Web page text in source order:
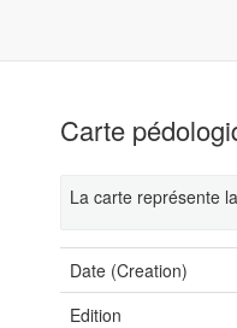
Carte
La carte représente
Date (Creation)
Edition